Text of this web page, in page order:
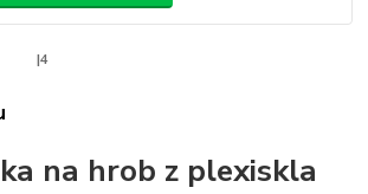
|4
na hrob z plexiskla